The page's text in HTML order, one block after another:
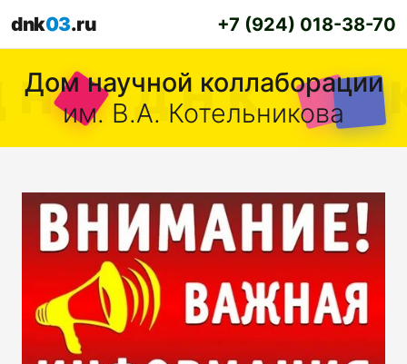
dnk03.ru +7 (924) 018-38-70
Дом научной коллаборации
им. В.А. Котельникова